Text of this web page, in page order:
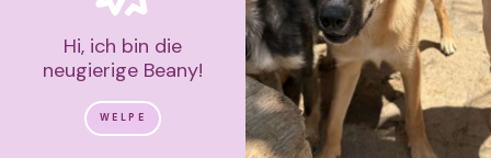
Hi, ich bin die
neugierige Beany!
WELPE